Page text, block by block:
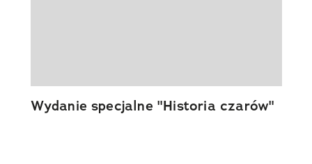
Wydanie specjalne "Historia czarów"